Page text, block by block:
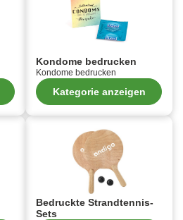
Kondome bedrucken
Kondome bedrucken
Kategorie anzeigen
Bedruckte Strandtennis-
Sets